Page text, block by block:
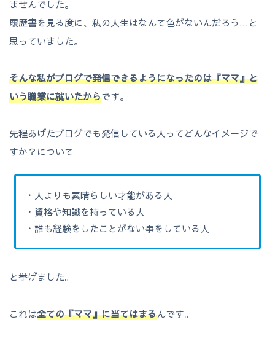
ませんでした。
履歴書を見る度に、私の人生はなんて色がないんだろう…と
思っていました。
そんな私がブログで発信できるようになったのは『ママ』と
いう職業に就いたからです。
先程あげたブログでも発信している人ってどんなイメージで
すか？について
・人よりも素晴らしい才能がある人
・資格や知識を持っている人
・誰も経験をしたことがない事をしている人
と挙げました。
これは全ての『ママ』に当てはまるんです。